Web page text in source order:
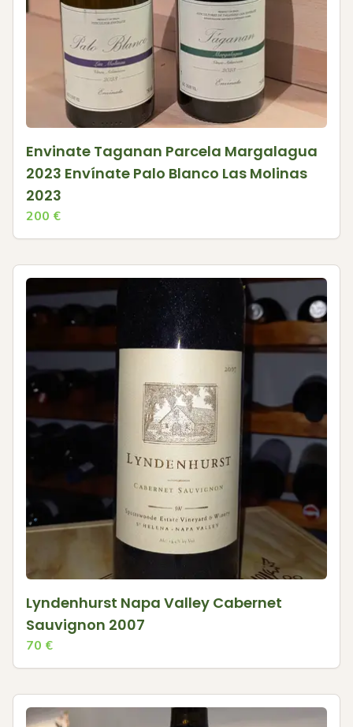
Envinate Taganan Parcela Margalagua
2023 Envínate Palo Blanco Las Molinas
2023
200 €
Lyndenhurst Napa Valley Cabernet
Sauvignon 2007
70 €